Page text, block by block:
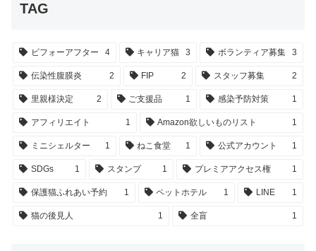
TAG
ビフォーアフター 4 キャリア猫 3 ボランティア募集 3
伝染性腹膜炎 2 FIP 2 スタッフ募集 2
里親様決定 2 ご支援品 1 感染予防対策 1
アフィリエイト 1 Amazon欲しいものリスト 1
ミニシェルター 1 ねこ食堂 1 公式アカウント 1
SDGs 1 スタンプ 1 プレミアアクセス権 1
保護猫ふれあい予約 1 ペットホテル 1 LINE 1
猫の後見人 1 全盲 1